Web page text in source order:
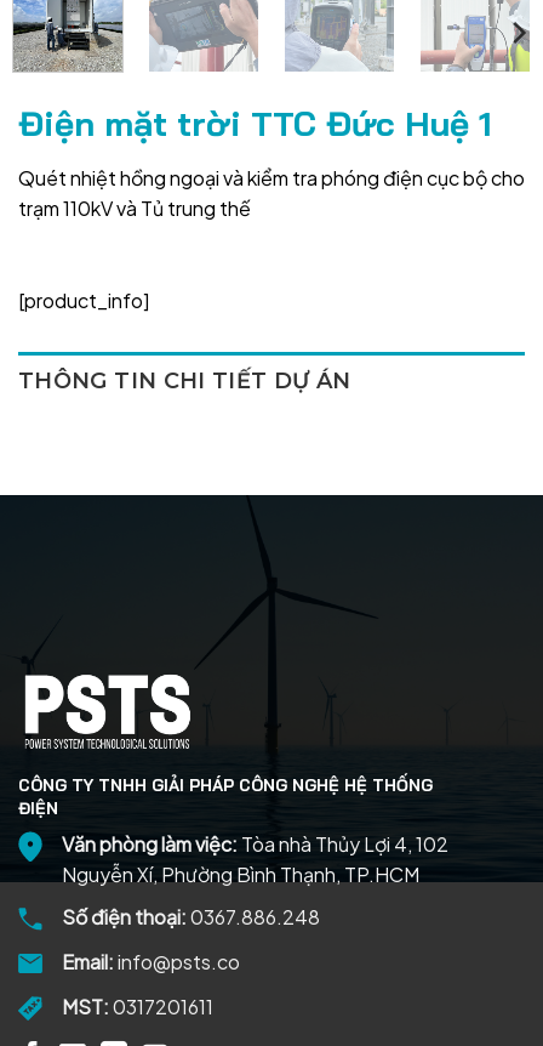
Điện mặt trời TTC Đức Huệ 1
Quét nhiệt hồng ngoại và kiểm tra phóng điện cục bộ cho
trạm 110kV và Tủ trung thế
[product_info]
THÔNG TIN CHI TIẾT DỰ ÁN
CÔNG TY TNHH GIẢI PHÁP CÔNG NGHỆ HỆ THỐNG
ĐIỆN
Văn phòng làm việc: Tòa nhà Thủy Lợi 4, 102
Nguyễn Xí, Phường Bình Thạnh, TP.HCM
Số điện thoại:0367.886.248
Email:info@psts.co
MST:0317201611